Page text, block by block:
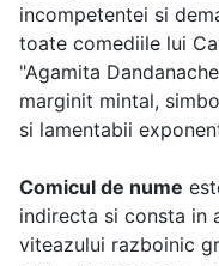
incompetentei si
toate comediile lui
"Agamita
marginit mintal,
si lamentabii
Comicul de nume
indirecta si consta in
viteazului razboinic